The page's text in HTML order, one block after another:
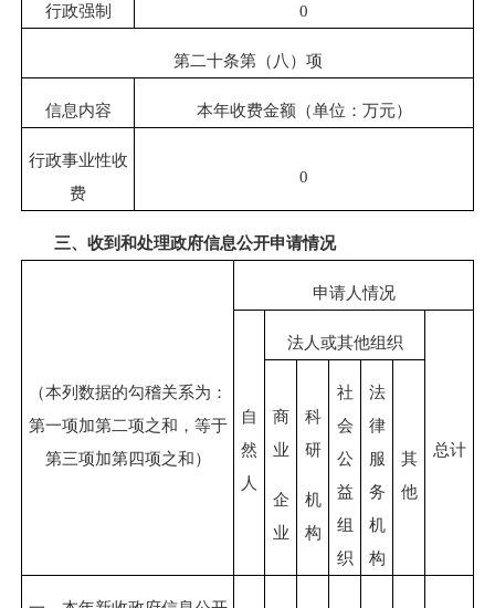
行政强制 0
第二十条第（八）项
信息内容 本年收费金额（单位：万元）
行政事业性收
费
0
三、收到和处理政府信息公开申请情况
（本列数据的勾稽关系为：
第一项加第二项之和，等于
第三项加第四项之和）
申请人情况
自
然
人
法人或其他组织
总计
商
业
企
业
科
研
机
构
社
会
公
益
组
织
法
律
服
务
机
构
其
他